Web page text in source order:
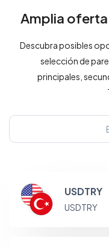
Amplia oferta
Descubra posibles
selección de
principales,
USDTRY
USDTRY